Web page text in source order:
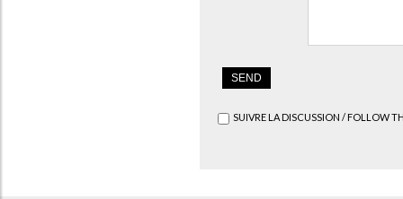
SUIVRE LA DISCUSSION / FOLLOW